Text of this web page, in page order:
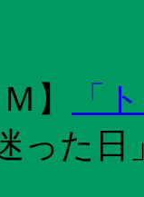
】
「
った